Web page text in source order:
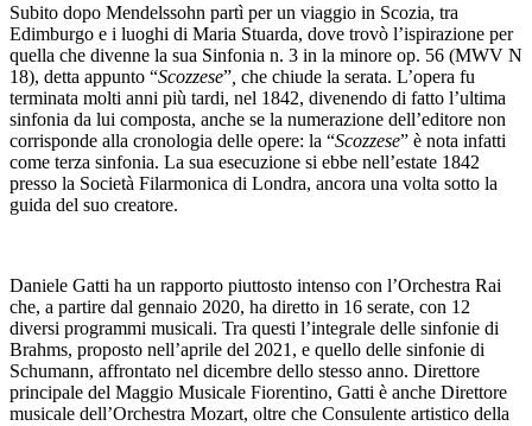
Subito dopo Mendelssohn partì per un viaggio in Scozia, tra
Edimburgo e i luoghi di Maria Stuarda, dove trovò l’ispirazione per
quella che divenne la sua Sinfonia n. 3 in la minore op. 56 (MWV N
18), detta appunto “Scozzese” che chiude la serata. L’opera fu
terminata molti anni più tardi, nel 1842, divenendo di fatto l’ultima
sinfonia da lui composta, anche se la numerazione dell’editore non
corrisponde alla cronologia delle opere: la “Scozzese” è nota infatti
come terza sinfonia. La sua esecuzione si ebbe nell’estate 1842
presso la Società Filarmonica di Londra, ancora una volta sotto la
guida del suo creatore.
Daniele Gatti ha un rapporto piuttosto intenso con l’Orchestra Rai
che, a partire dal gennaio 2020, ha diretto in 16 serate, con 12
diversi programmi musicali. Tra questi l’integrale delle sinfonie di
Brahms, proposto nell’aprile del 2021, e quello delle sinfonie di
Schumann, affrontato nel dicembre dello stesso anno. Direttore
principale del Maggio Musicale Fiorentino, Gatti è anche Direttore
musicale dell’Orchestra Mozart, oltre che Consulente artistico della